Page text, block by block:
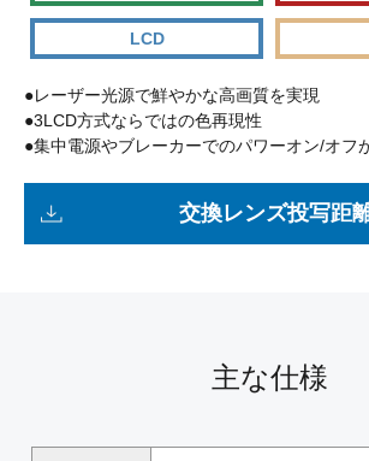
LCD
●レーザー光源で鮮やかな高画質を実現
●3LCD方式ならではの色再現性
●集中電源やブレーカーでのパワーオン/オフ
交換レンズ投写距
主な仕様